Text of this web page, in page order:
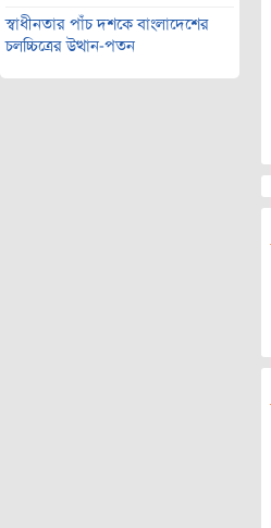
স্বাধীনতার পাঁচ দশকে বাংলাদেশের
চলচ্চিত্রের উত্থান-পতন